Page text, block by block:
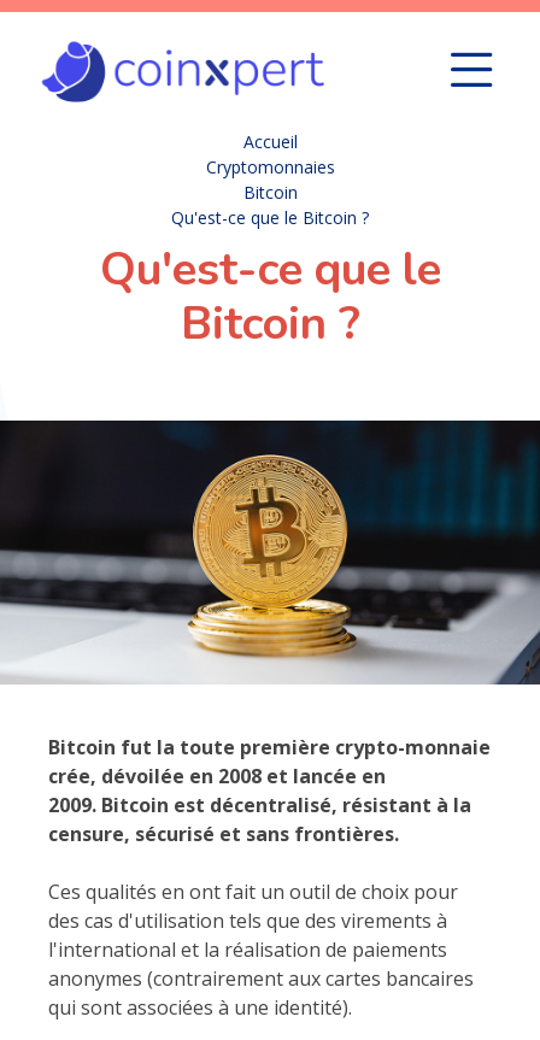
Accueil
Cryptomonnaies
Bitcoin
Qu'est-ce que le Bitcoin ?
Qu'est-ce que le
Bitcoin ?
Bitcoin fut la toute première crypto-monnaie
crée, dévoilée en 2008 et lancée en
2009. Bitcoin est décentralisé, résistant à la
censure, sécurisé et sans frontières.
Ces qualités en ont fait un outil de choix pour
des cas d'utilisation tels que des virements à
l'international et la réalisation de paiements
anonymes (contrairement aux cartes bancaires
qui sont associées à une identité).